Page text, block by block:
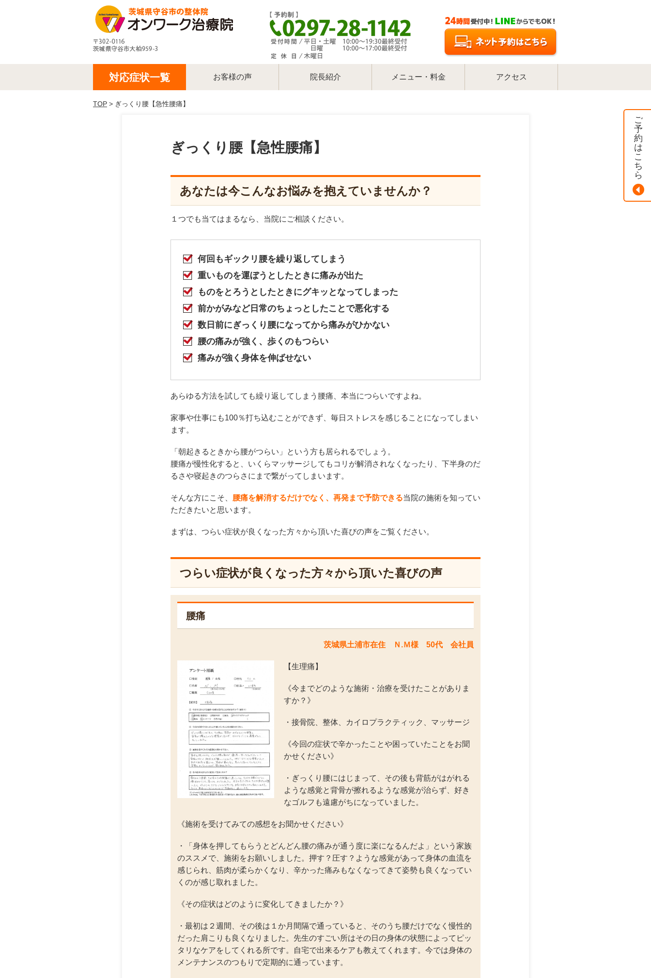
対応症状一覧 お客様の声 院長紹介 メニュー・料金 アクセス
TOP > ぎっくり腰【急性腰痛】
ぎっくり腰【急性腰痛】
あなたは今こんなお悩みを抱えていませんか？
１つでも当てはまるなら、当院にご相談ください。
何回もギックリ腰を繰り返してしまう
重いものを運ぼうとしたときに痛みが出た
ものをとろうとしたときにグキッとなってしまった
前かがみなど日常のちょっとしたことで悪化する
数日前にぎっくり腰になってから痛みがひかない
腰の痛みが強く、歩くのもつらい
痛みが強く身体を伸ばせない
あらゆる方法を試しても繰り返してしまう腰痛、本当につらいですよね。
家事や仕事にも100％打ち込むことができず、毎日ストレスを感じることになってしまい
ます。
「朝起きるときから腰がつらい」という方も居られるでしょう。
腰痛が慢性化すると、いくらマッサージしてもコリが解消されなくなったり、下半身のだ
るさや寝起きのつらさにまで繋がってしまいます。
そんな方にこそ、 腰痛を解消するだけでなく、再発まで予防できる当院の施術を知ってい
ただきたいと思います。
まずは、つらい症状が良くなった方々から頂いた喜びの声をご覧ください。
つらい症状が良くなった方々から頂いた喜びの声
腰痛
茨城県土浦市在住 Ｎ.Ｍ様 50代 会社員
【生理痛】
《今までどのような施術・治療を受けたことがありま
すか？》
・接骨院、整体、カイロプラクティック、マッサージ
《今回の症状で辛かったことや困っていたことをお聞
かせください》
・ぎっくり腰にはじまって、その後も背筋がはがれる
ような感覚と背骨が擦れるような感覚が治らず、好き
なゴルフも遠慮がちになっていました。
《施術を受けてみての感想をお聞かせください》
・「身体を押してもらうとどんどん腰の痛みが通う度に楽になるんだよ」という家族
のススメで、施術をお願いしました。押す？圧す？ような感覚があって身体の血流を
感じられ、筋肉が柔らかくなり、辛かった痛みもなくなってきて姿勢も良くなってい
くのが感じ取れました。
《その症状はどのように変化してきましたか？》
・最初は２週間、その後は１か月間隔で通っていると、そのうち腰だけでなく慢性的
だった肩こりも良くなりました。先生のすごい所はその日の身体の状態によってピッ
タリなケアをしてくれる所です。自宅で出来るケアも教えてくれます。今では身体の
メンテナンスのつもりで定期的に通っています。
ご
予
約
は
こ
ち
ら